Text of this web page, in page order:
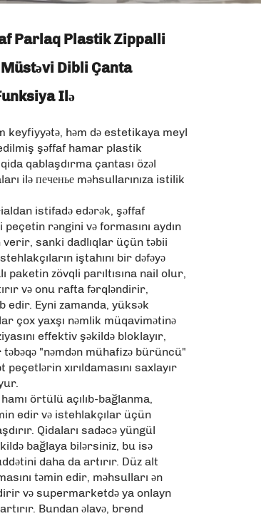
Parlaq Plastik Zippalli
Dibli Çanta
Ilə
keyfiyyətə, həm də estetikaya meyl
şəffaf hamar plastik
qablaşdırma çantası özəl
ilə печенье məhsullarınıza istilik
istifadə edərək, şəffaf
rəngini və formasını aydın
sanki dadlıqlar üçün təbii
iştahını bir dəfəyə
paketin zövqli parıltısına nail olur,
və onu rafta fərqləndirir,
edir. Eyni zamanda, yüksək
çox yaxşı nəmlik müqavimətinə
effektiv şəkildə bloklayır,
"nəmdən mühafizə bürüncü"
xırıldamasını saxlayır
örtülü açılıb-bağlanma,
edir və istehlakçılar üçün
Qidaları sadəcə yüngül
bağlaya bilərsiniz, bu isə
daha da artırır. Düz alt
təmin edir, məhsulları ən
və supermarketdə ya onlayn
Bundan əlavə, brend